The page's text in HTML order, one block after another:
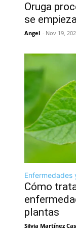
Oruga
se
Angel - Nov 19,
Enfermedades
Cómo
plantas
Silvia Martínez